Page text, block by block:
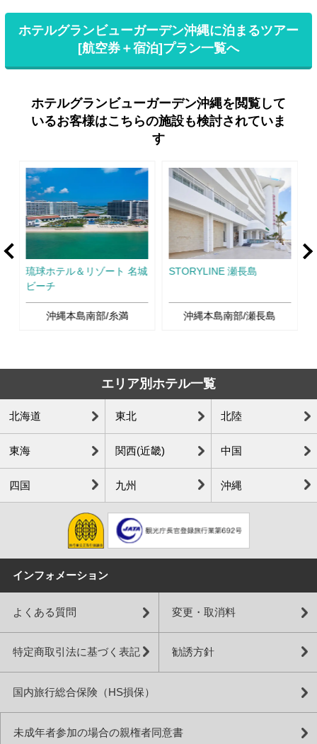
ホテルグランビューガーデン沖縄に泊まるツアー
[航空券＋宿泊]プラン一覧へ
ホテルグランビューガーデン沖縄を閲覧して
いるお客様はこちらの施設も検討されていま
す
琉球ホテル＆リゾート 名城
ビーチ
沖縄本島南部/糸満
STORYLINE 瀬長島
沖縄本島南部/瀬長島
エリア別ホテル一覧
北海道 東北 北陸
東海 関西(近畿) 中国
四国 九州 沖縄
インフォメーション
よくある質問 変更・取消料
特定商取引法に基づく表記 勧誘方針
国内旅行総合保険（HS損保）
未成年者参加の場合の親権者同意書